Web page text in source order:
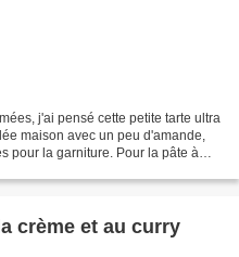
j'ai pensé cette petite tarte ultra
maison avec un peu d'amande,
pour la garniture. Pour la pâte à
crème et au curry